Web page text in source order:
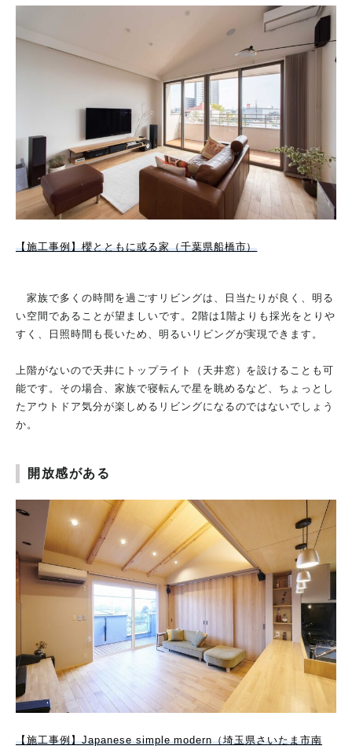
【施工事例】櫻とともに或る家（千葉県船橋市）
家族で多くの時間を過ごすリビングは、日当たりが良く、明る
い空間であることが望ましいです。2階は1階よりも採光をとりや
すく、日照時間も長いため、明るいリビングが実現できます。
上階がないので天井にトップライト（天井窓）を設けることも可
能です。その場合、家族で寝転んで星を眺めるなど、ちょっとし
たアウトドア気分が楽しめるリビングになるのではないでしょう
か。
開放感がある
【施工事例】Japanese simple modern（埼玉県さいたま市南